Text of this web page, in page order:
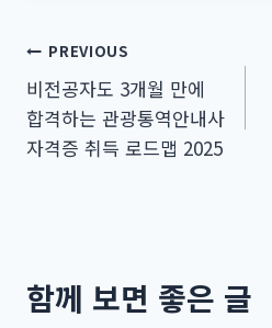
글
탐
색
PREVIOUS
비전공자도 3개월 만에
합격하는 관광통역안내사
자격증 취득 로드맵 2025
함께 보면 좋은 글